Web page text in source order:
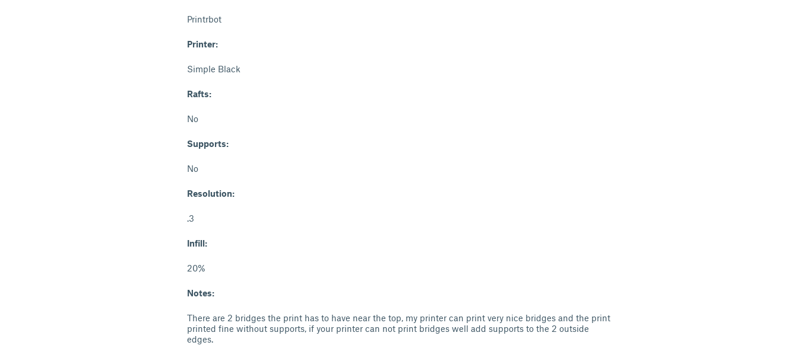
Printrbot
Printer:
Simple Black
Rafts:
No
Supports:
No
Resolution:
.3
Infill:
20%
Notes:
There are 2 bridges the print has to have near the top, my printer can print very nice bridges and the print
printed fine without supports, if your printer can not print bridges well add supports to the 2 outside
edges.